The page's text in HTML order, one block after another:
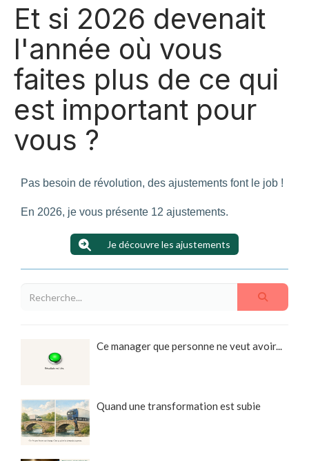
Et si 2026 devenait
l'année où vous
faites plus de ce qui
est important pour
vous ?
Pas besoin de révolution, des ajustements font le job !
En 2026, je vous présente 12 ajustements.
Je découvre les ajustements
Ce manager que personne ne veut avoir...
Quand une transformation est subie